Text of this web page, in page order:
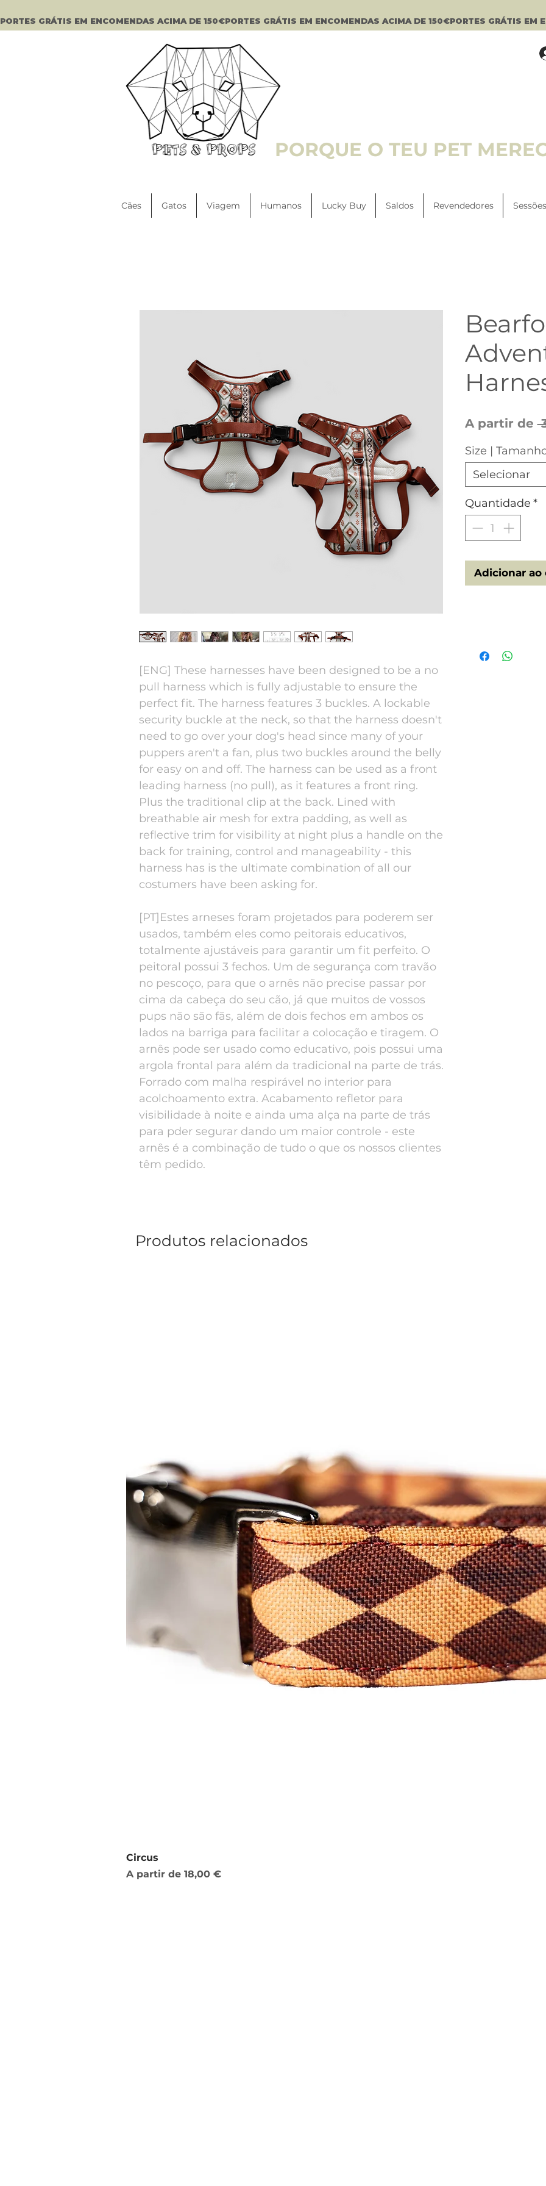
PORTES GRÁTIS EM ENCOMENDAS ACIMA DE 150€
PORQUE O TEU PET
Cães Gatos Viagem Humanos Lucky Buy Saldos Revendedores
[ENG] These harnesses have been designed to be a no
pull harness which is fully adjustable to ensure the
perfect fit. The harness features 3 buckles. A lockable
security buckle at the neck, so that the harness doesn't
need to go over your dog's head since many of your
puppers aren't a fan, plus two buckles around the belly
for easy on and off. The harness can be used as a front
leading harness (no pull), as it features a front ring.
Plus the traditional clip at the back. Lined with
breathable air mesh for extra padding, as well as
reflective trim for visibility at night plus a handle on the
back for training, control and manageability - this
harness has is the ultimate combination of all our
costumers have been asking for.
[PT]Estes arneses foram projetados para poderem ser
usados, também eles como peitorais educativos,
totalmente ajustáveis para garantir um fit perfeito. O
peitoral possui 3 fechos. Um de segurança com travão
no pescoço, para que o arnês não precise passar por
cima da cabeça do seu cão, já que muitos de vossos
pups não são fãs, além de dois fechos em ambos os
lados na barriga para facilitar a colocação e tiragem. O
arnês pode ser usado como educativo, pois possui uma
argola frontal para além da tradicional na parte de trás.
Forrado com malha respirável no interior para
acolchoamento extra. Acabamento refletor para
visibilidade à noite e ainda uma alça na parte de trás
para pder segurar dando um maior controle - este
arnês é a combinação de tudo o que os nossos clientes
têm pedido.
A partir de
Size |
Selecionar
Quantidade *
Adicionar ao
Produtos relacionados
Circus
A partir de 18,00 €
Preço promocional